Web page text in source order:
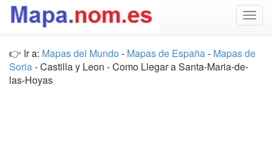
👉 Ir a: Mapas del Mundo - Mapas de España- Mapas de
Soria- Castilla y Leon - Como Llegar a Santa-Maria-de-
las-Hoyas